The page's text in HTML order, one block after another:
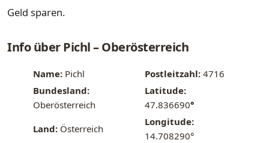
Geld sparen.
Info über Pichl – Oberösterreich
Name: Pichl Postleitzahl: 4716
Bundesland:
Oberösterreich
Latitude:
47.836690°
Land: Österreich
Longitude:
14.708290°